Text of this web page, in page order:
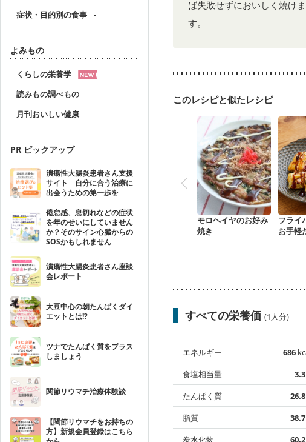
症状・目的別の食事
よみもの
くらしの栄養学
読みもの調べもの
月刊おいしい健康
PR ピックアップ
潰瘍性大腸炎患者さん支援
サイト 自分に合う治療に
出会うための第一歩を
倦怠感、息切れなどの症状
を年のせいにしていません
か？そのサイン心臓からの
SOSかもしれません
潰瘍性大腸炎患者さん座談
会レポート
大豆中心の朝たんぱくダイ
エットとは!?
ツナでたんぱく質をプラス
しましょう
関節リウマチ治療体験談
【関節リウマチをお持ちの
方】新規会員登録はこちら
ば失敗せずにおいしく焼け
す。
このレシピと似たレシピ
モロヘイヤのお好み
焼き
フライ
お手軽
すべての栄養価 (1人分)
エネルギー 686
食塩相当量
3.3
たんぱく質
26.8
脂質
38.7
炭水化物
60.2